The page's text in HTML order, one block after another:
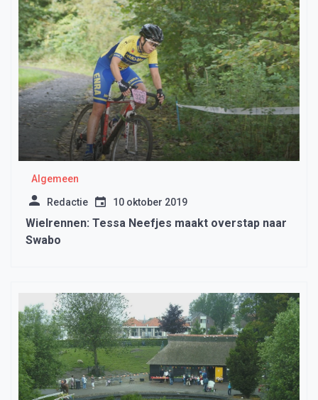
Algemeen
Redactie 10 oktober 2019
Wielrennen: Tessa Neefjes maakt overstap naar
Swabo